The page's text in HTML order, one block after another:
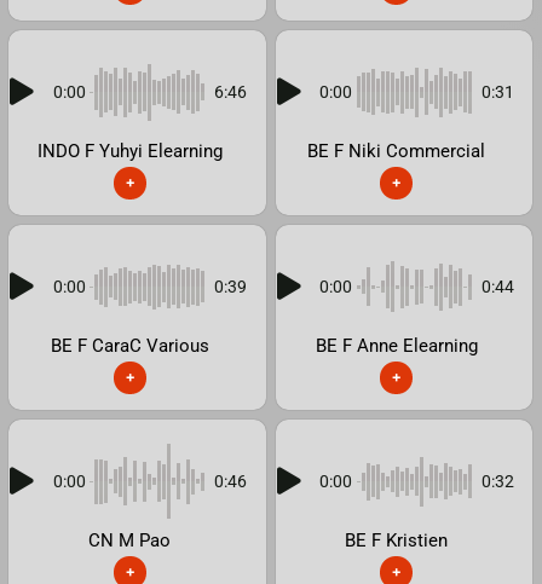
0:00 6:46
INDO F Yuhyi Elearning
+
0:00 0:31
BE F Niki Commercial
+
0:00 0:39
BE F CaraC Various
+
0:00 0:44
BE F Anne Elearning
+
0:00 0:46
CN M Pao
+
0:00 0:32
BE F Kristien
+